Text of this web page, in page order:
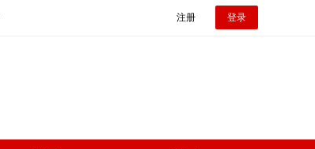
注册 登录